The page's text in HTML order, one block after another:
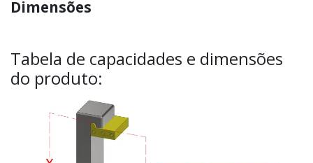
Dimensões
Tabela de capacidades e dimensões
do produto: